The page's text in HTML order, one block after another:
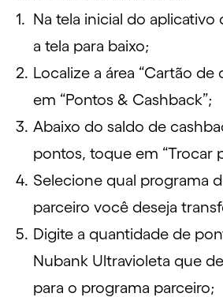
Na tela inicial do aplicativo
a tela para baixo;
Localize a área “Cartão de
em “Pontos & Cashback”;
Abaixo do saldo de
pontos, toque em “Trocar
Selecione qual programa
parceiro você deseja
Digite a quantidade de
Nubank Ultravioleta que
para o programa parceiro;